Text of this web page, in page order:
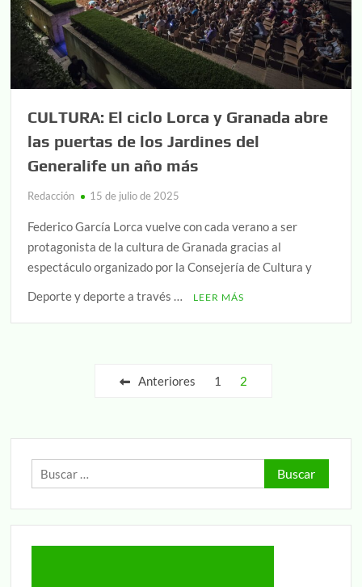
CULTURA: El ciclo Lorca y Granada abre
las puertas de los Jardines del
Generalife un año más
Redacción 15 de julio de 2025
Federico García Lorca vuelve con cada verano a ser
protagonista de la cultura de Granada gracias al
espectáculo organizado por la Consejería de Cultura y
Deporte y deporte a través …
LEER MÁS
Paginación
Anteriores 1 2
Buscar: